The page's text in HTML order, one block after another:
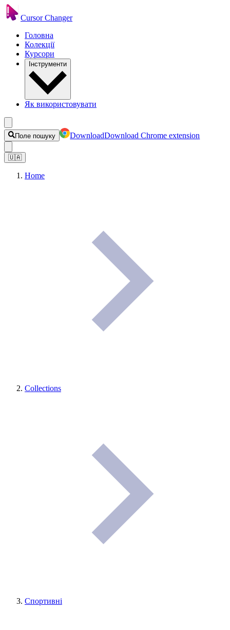
Cursor Changer
Головна
Колекції
Курсори
Інструменти
Як використовувати
Поле пошуку DownloadDownload Chrome extension
🇺🇦
Home
Collections
Спортивні